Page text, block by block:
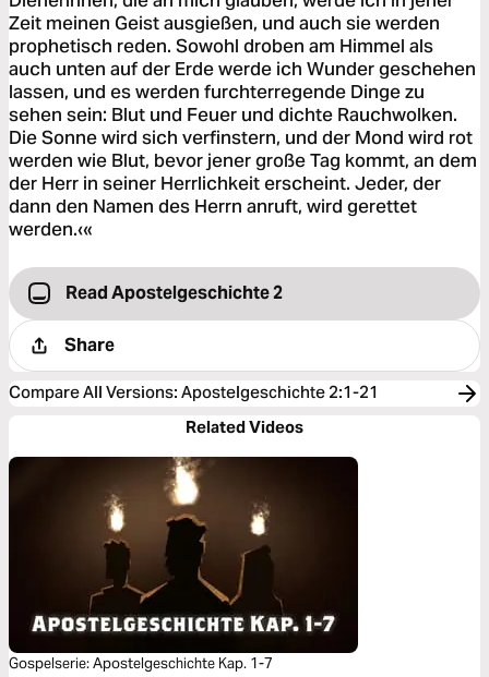
Zeit meinen Geist ausgießen, und auch sie werden
prophetisch reden. Sowohl droben am Himmel als
auch unten auf der Erde werde ich Wunder geschehen
lassen, und es werden furchterregende Dinge zu
sehen sein: Blut und Feuer und dichte Rauchwolken.
Die Sonne wird sich verfinstern, und der Mond wird rot
werden wie Blut, bevor jener große Tag kommt, an dem
der Herr in seiner Herrlichkeit erscheint. Jeder, der
dann den Namen des Herrn anruft, wird gerettet
werden.‹«
Read Apostelgeschichte 2
Share
Compare All Versions: Apostelgeschichte 2:1-21
Related Videos
Gospelserie: Apostelgeschichte Kap. 1-7